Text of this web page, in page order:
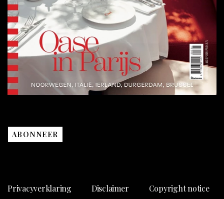
ABONNEER
Privacyverklaring Disclaimer Copyright notice